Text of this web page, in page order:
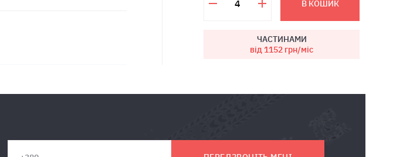
В КОШИК
ЧАСТИНАМИ
від 1152 грн/міс